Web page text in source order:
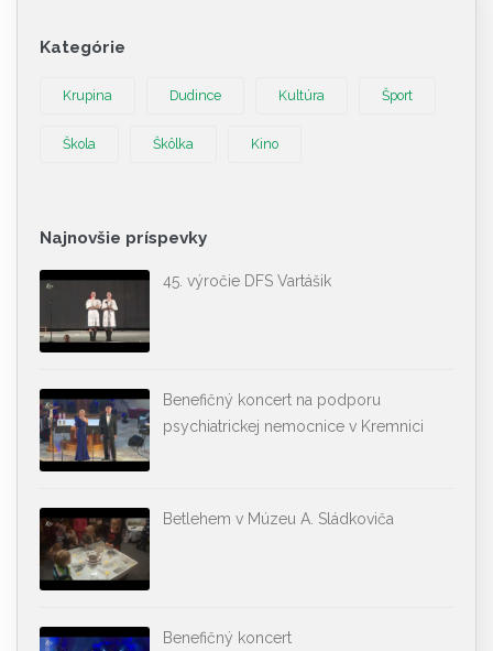
Kategórie
Krupina Dudince Kultúra Šport
Škola Škôlka Kino
Najnovšie príspevky
45. výročie DFS Vartášik
Benefičný koncert na podporu
psychiatrickej nemocnice v Kremnici
Betlehem v Múzeu A. Sládkoviča
Benefičný koncert